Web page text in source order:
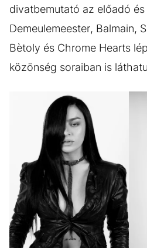
divatbemutató az előadó és
Demeulemeester, Balmain,
Bètoly és Chrome Hearts
közönség soraiban is